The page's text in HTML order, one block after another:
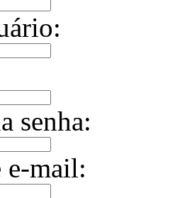
senha:
e-mail: